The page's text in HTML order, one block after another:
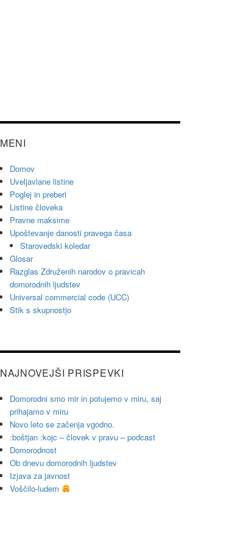
MENI
Domov
Uveljavlane listine
Poglej in preberi
Listine človeka
Pravne maksime
Upoštevanje danosti pravega časa
Starovedski koledar
Glosar
Razglas Združenih narodov o pravicah
domorodnih ljudstev
Universal commercial code (UCC)
Stik s skupnostjo
NAJNOVEJŠI PRISPEVKI
Domorodni smo mir in potujemo v miru, saj
prihajamo v miru
Novo leto se začenja vgodno.
:boštjan :kojc – človek v pravu – podcast
Domorodnost
Ob dnevu domorodnih ljudstev
Izjava za javnost
Voščilo-ludem